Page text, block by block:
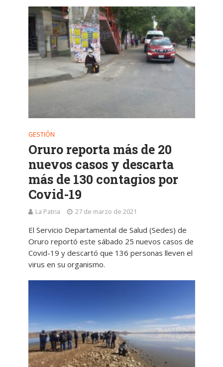
GESTIÓN
Oruro reporta más de 20
nuevos casos y descarta
más de 130 contagios por
Covid-19
La Patria 27 de marzo de 2021
El Servicio Departamental de Salud (Sedes) de
Oruro reportó este sábado 25 nuevos casos de
Covid-19 y descartó que 136 personas lleven el
virus en su organismo.